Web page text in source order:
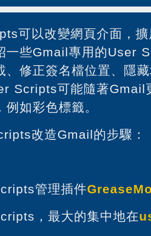
可以改變網頁介面，
一些Gmail專用的User
、修正簽名檔位置、隱
Scripts可能隨著Gmail
如彩色標籤。
改造Gmail的步驟：
管理插件
，最大的集中地在